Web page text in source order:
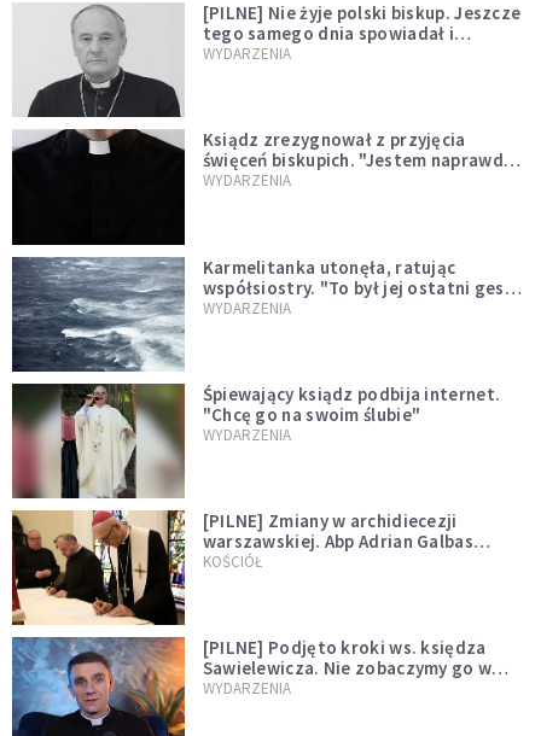
[PILNE] Nie żyje polski biskup. Jeszcze
tego samego dnia spowiadał i
sprawował Mszę świętą
WYDARZENIA
Ksiądz zrezygnował z przyjęcia
święceń biskupich. "Jestem naprawdę
niegodny"
WYDARZENIA
Karmelitanka utonęła, ratując
współsiostry. "To był jej ostatni gest
miłości"
WYDARZENIA
Śpiewający ksiądz podbija internet.
"Chcę go na swoim ślubie"
WYDARZENIA
[PILNE] Zmiany w archidiecezji
warszawskiej. Abp Adrian Galbas
wręczył dekrety nowym proboszczom
KOŚCIÓŁ
[PILNE] Podjęto kroki ws. księdza
Sawielewicza. Nie zobaczymy go w
mediach
WYDARZENIA